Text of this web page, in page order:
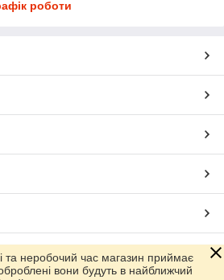
роботи
Prom.ua
та неробочий час магазин приймає
вони будуть в найближчий